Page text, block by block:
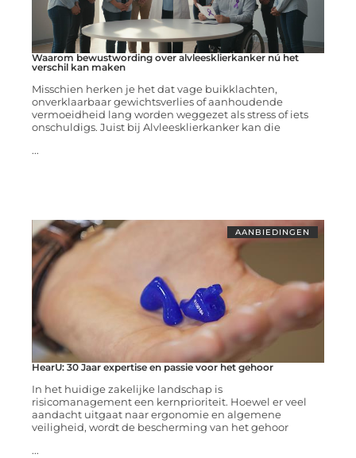
Waarom bewustwording over alvleesklierkanker nú het
verschil kan maken
Misschien herken je het dat vage buikklachten,
onverklaarbaar gewichtsverlies of aanhoudende
vermoeidheid lang worden weggezet als stress of iets
onschuldigs. Juist bij Alvleesklierkanker kan die
...
AANBIEDINGEN
HearU: 30 Jaar expertise en passie voor het gehoor
In het huidige zakelijke landschap is
risicomanagement een kernprioriteit. Hoewel er veel
aandacht uitgaat naar ergonomie en algemene
veiligheid, wordt de bescherming van het gehoor
...